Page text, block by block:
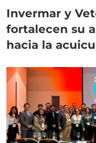
Invermar y
fortalecen su
hacia la